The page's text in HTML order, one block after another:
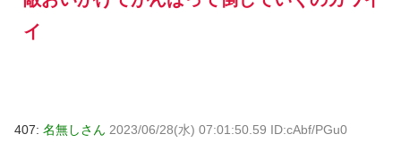
イ
407: 名無しさん 2023/06/28(水) 07:01:50.59 ID:cAbf/PGu0